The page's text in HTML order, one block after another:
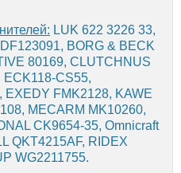
LUK 622 3226 33,
BORG & BECK
80169, CLUTCHNUS
CS55,
FMK2128, KAWE
MECARM MK10260,
CK9654-35, Omnicraft
QKT4215AF, RIDEX
WG2211755.